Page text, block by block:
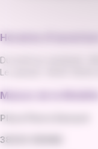
Horaires d'ouverture
Du lundi au vendredi :
Le samedi : 8h30-12h30
Maison de la Mobilité
Place Pierre Semard
38200 VIENNE